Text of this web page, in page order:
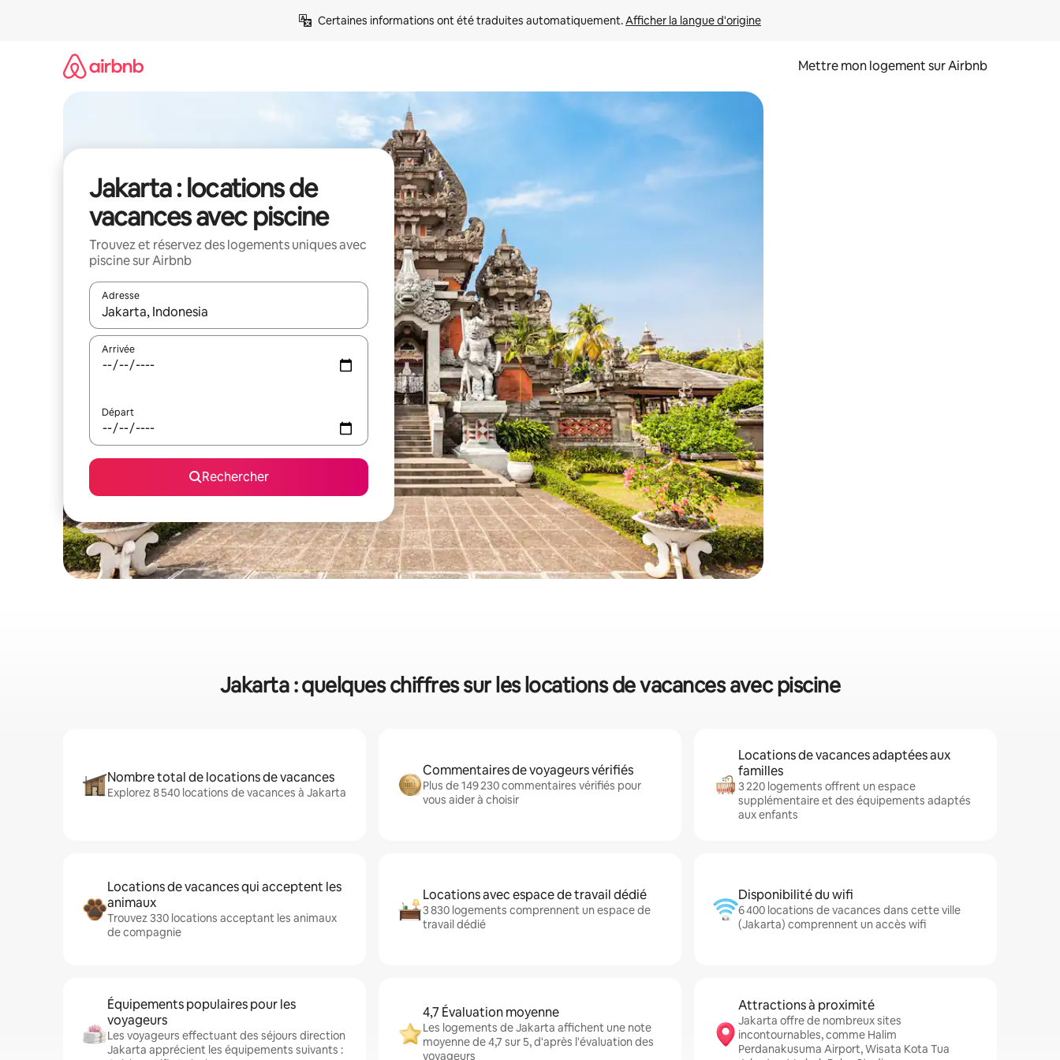
Certaines informations ont été traduites automatiquement. Afficher la langue d'origine
Mettre mon logement sur Airbnb
Jakarta : locations de
vacances avec piscine
Trouvez et réservez des logements uniques avec
piscine sur Airbnb
Adresse
Lorsque les résultats s'affichent, utilisez les flèches vers le haut et vers le bas pour les parcourir ou en appuyant et en faisant glisser.
Arrivée
Départ
Rechercher
Jakarta : quelques chiffres sur les locations de vacances avec piscine
Nombre total de locations de vacances
Explorez 8 540 locations de vacances à Jakarta
Commentaires de voyageurs vérifiés
Plus de 149 230 commentaires vérifiés pour
vous aider à choisir
Locations de vacances adaptées aux
familles
3 220 logements offrent un espace
supplémentaire et des équipements adaptés
aux enfants
Locations de vacances qui acceptent les
animaux
Trouvez 330 locations acceptant les animaux
de compagnie
Locations avec espace de travail dédié
3 830 logements comprennent un espace de
travail dédié
Disponibilité du wifi
6 400 locations de vacances dans cette ville
(Jakarta) comprennent un accès wifi
Équipements populaires pour les
voyageurs
Les voyageurs effectuant des séjours direction
Jakarta apprécient les équipements suivants :
4,7 Évaluation moyenne
Les logements de Jakarta affichent une note
moyenne de 4,7 sur 5, d'après l'évaluation des
voyageurs
Attractions à proximité
Jakarta offre de nombreux sites
incontournables, comme Halim
Perdanakusuma Airport, Wisata Kota Tua